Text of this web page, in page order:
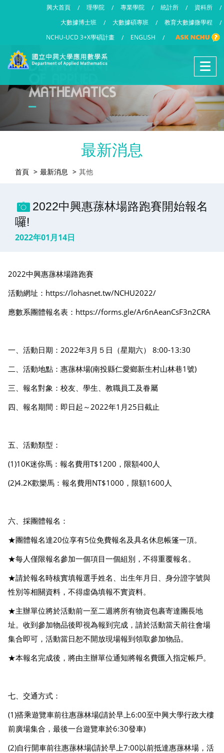
興大首頁 / 理學院 / 專業學院 / 統計所 / 資科所
/
大數據博士班
/ 大數據碩專班 / 教育大數據微學程
/
NCHU-UCD 3+X學碩計畫
/ ENGLISH /
最新消息
首頁 最新消息 其他
2022中興惠蓀林場路跑賽開始報名
囉!
2022年01月14日
2022中興惠蓀林場路跑賽
活動網址： https://lohasnet.tw/NCHU2022/
應數系團體報名表： https://forms.gle/Ar6nAeanCsF3n2CRA
一、活動日期：2022年3月５日（星期六） 8:00-13:30
二、活動地點：惠蓀林場(南投縣仁愛鄉新生村山林巷1號)
三、報名對象：校友、學生、教職員工及眷屬
四、報名期間：即日起～2022年1月25日截止
五、活動類型：
(1)10K迷你馬：報名費用T$1200，限額400人
(2)4.2K歡樂馬：報名費用NT$1000，限額1600人
六、採團體報名：
★團體報名達20位享有5位免費報名及具名休息帳篷一頂。
★每人僅限報名參加一個項目一個組別，不得重覆報名。
★請於報名時核實填報選手姓名、出生年月日、身分證字號與
性別等相關資料，不得虛偽填報不實資料。
★主辦單位將於活動前一至二週將所有物資包裹寄達團長地
址。收到參加物品後即視為報到完成，請於活動當天前往會場
集合即可，活動當日恕不開放現場報到領取參加物品。
★本報名完成後，將由主辦單位通知將報名費匯入指定帳戶。
七、交通方式：
(1)搭乘遊覽車前往惠蓀林場(請於早上6:00至中興大學行政大樓
前廣場集合，最後一台遊覽車於6:30發車)
(2)自行開車前往惠蓀林場(請於早上7:00以前抵達惠蓀林場，活